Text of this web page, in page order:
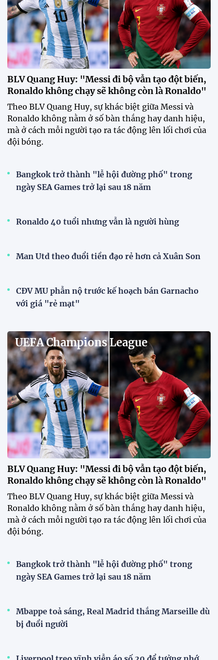
BLV Quang Huy: "Messi đi bộ vẫn tạo đột biến,
Ronaldo không chạy sẽ không còn là Ronaldo"
Theo BLV Quang Huy, sự khác biệt giữa Messi và
Ronaldo không nằm ở số bàn thắng hay danh hiệu,
mà ở cách mỗi người tạo ra tác động lên lối chơi của
đội bóng.
Bangkok trở thành "lễ hội đường phố" trong
ngày SEA Games trở lại sau 18 năm
Ronaldo 40 tuổi nhưng vẫn là người hùng
Man Utd theo đuổi tiền đạo rẻ hơn cả Xuân Son
CĐV MU phẫn nộ trước kế hoạch bán Garnacho
với giá "rẻ mạt"
UEFA Champions League
BLV Quang Huy: "Messi đi bộ vẫn tạo đột biến,
Ronaldo không chạy sẽ không còn là Ronaldo"
Theo BLV Quang Huy, sự khác biệt giữa Messi và
Ronaldo không nằm ở số bàn thắng hay danh hiệu,
mà ở cách mỗi người tạo ra tác động lên lối chơi của
đội bóng.
Bangkok trở thành "lễ hội đường phố" trong
ngày SEA Games trở lại sau 18 năm
Mbappe toả sáng, Real Madrid thắng Marseille dù
bị đuổi người